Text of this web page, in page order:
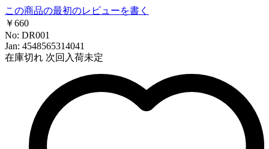
この商品の最初のレビューを書く
￥660
No: DR001
Jan: 4548565314041
在庫切れ 次回入荷未定